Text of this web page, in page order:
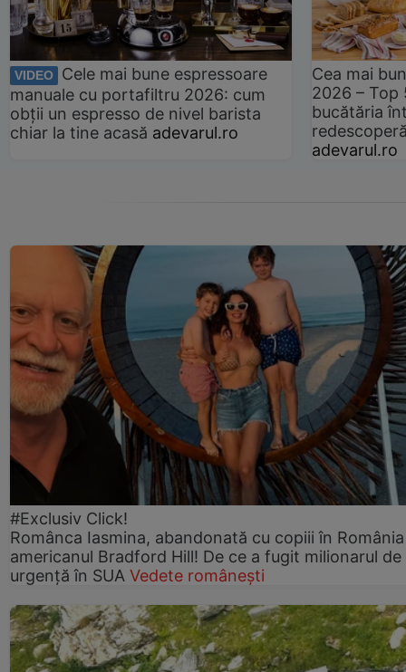
VIDEO
Cele mai bune espressoare
manuale cu portafiltru 2026: cum
obții un espresso de nivel barista
chiar la tine acasă adevarul.ro
Cea mai
2026 –
bucătăria
adevarul.ro
#Exclusiv Click!
Românca Iasmina, abandonată cu copiii în
americanul Bradford Hill! De ce a fugit milionarul de
urgență în SUA Vedete românești